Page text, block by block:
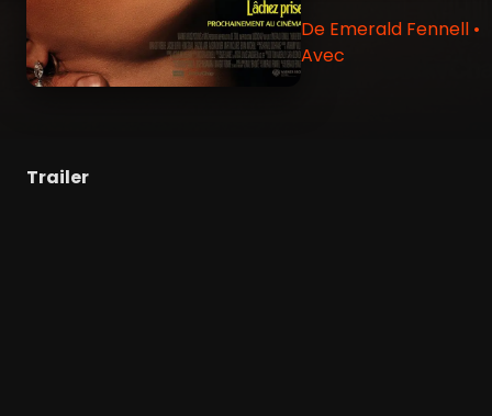
De Emerald Fennell •
Avec
Trailer